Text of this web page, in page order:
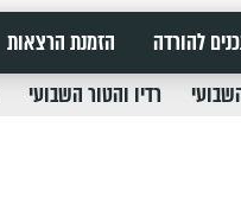
להורדה הזמנת הרצאות
רדיו והטור השבועי